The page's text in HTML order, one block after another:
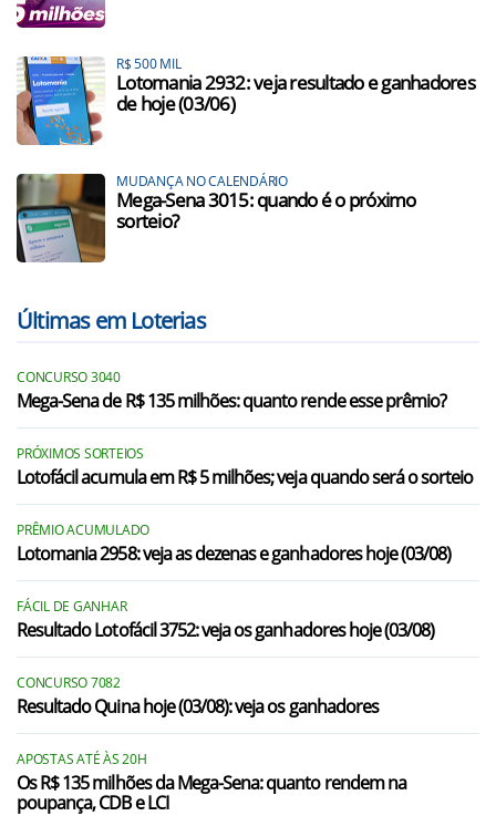
R$ 500 MIL
Lotomania 2932: veja resultado e ganhadores
de hoje (03/06)
MUDANÇA NO CALENDÁRIO
Mega-Sena 3015: quando é o próximo
sorteio?
Últimas em Loterias
CONCURSO 3040
Mega-Sena de R$ 135 milhões: quanto rende esse prêmio?
PRÓXIMOS SORTEIOS
Lotofácil acumula em R$ 5 milhões; veja quando será o sorteio
PRÊMIO ACUMULADO
Lotomania 2958: veja as dezenas e ganhadores hoje (03/08)
FÁCIL DE GANHAR
Resultado Lotofácil 3752: veja os ganhadores hoje (03/08)
CONCURSO 7082
Resultado Quina hoje (03/08): veja os ganhadores
APOSTAS ATÉ ÀS 20H
Os R$ 135 milhões da Mega-Sena: quanto rendem na
poupança, CDB e LCI